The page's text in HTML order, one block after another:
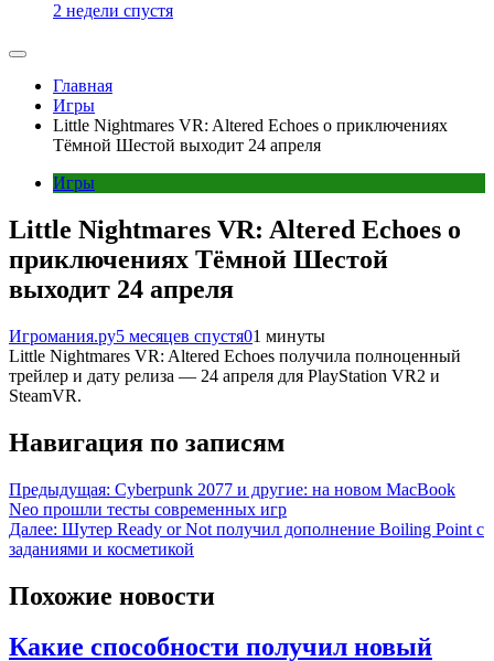
2 недели спустя
Главная
Игры
Little Nightmares VR: Altered Echoes о приключениях
Тёмной Шестой выходит 24 апреля
Игры
Little Nightmares VR: Altered Echoes о
приключениях Тёмной Шестой
выходит 24 апреля
Игромания.ру5 месяцев спустя01 минуты
Little Nightmares VR: Altered Echoes получила полноценный
трейлер и дату релиза — 24 апреля для PlayStation VR2 и
SteamVR.
Навигация по записям
Предыдущая: Cyberpunk 2077 и другие: на новом MacBook
Neo прошли тесты современных игр
Далее: Шутер Ready or Not получил дополнение Boiling Point с
заданиями и косметикой
Похожие новости
Какие способности получил новый